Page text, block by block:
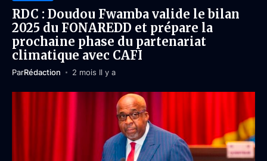
RDC : Doudou Fwamba valide le bilan
2025 du FONAREDD et prépare la
prochaine phase du partenariat
climatique avec CAFI
ParRédaction 2 mois Il y a